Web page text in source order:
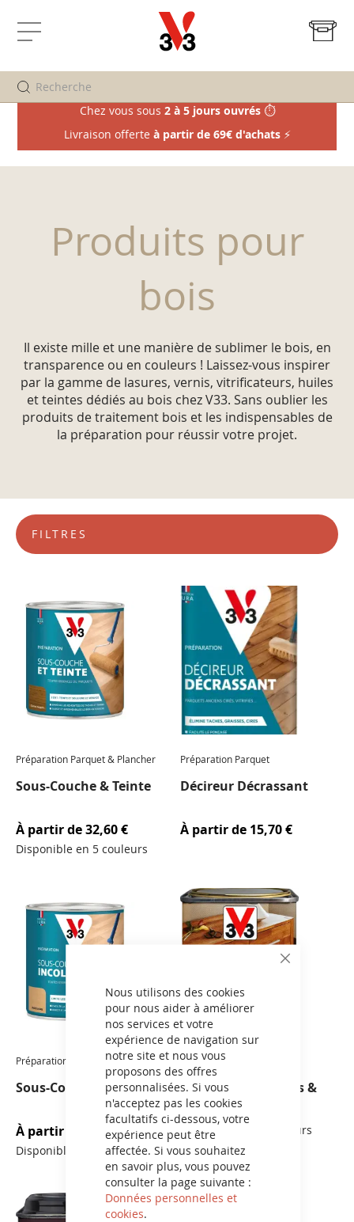
CLOSE
Nous utilisons des cookies
pour nous aider à améliorer
nos services et votre
expérience de navigation sur
notre site et nous vous
proposons des offres
personnalisées. Si vous
n'acceptez pas les cookies
facultatifs ci-dessous, votre
expérience peut être
affectée. Si vous souhaitez
en savoir plus, vous pouvez
consulter la page suivante :
Données personnelles et
cookies.
Affichage
navigation
Chez vous sous 2 à 5 jours ouvrés ⏱️
Livraison offerte à partir de 69€ d'achats ⚡
Produits pour
bois
Il existe mille et une manière de sublimer le bois, en
transparence ou en couleurs ! Laissez-vous inspirer
par la gamme de lasures, vernis, vitrificateurs, huiles
et teintes dédiés au bois chez V33. Sans oublier les
produits de traitement bois et les indispensables de
la préparation pour réussir votre projet.
Préparation Parquet & Plancher
Sous-Couche & Teinte
À partir de32,60 €
Disponible en 5 couleurs
Préparation Parquet
Décireur Décrassant
À partir de 15,70 €
Préparation Parquet & Plancher
Sous-Couche
À partir de 32,60 €
Disponible en 1 couleur
Vernis Bois Intérieur
Vernis Ciré meubles &
boiseries
Disponible en 7 couleurs
FILTRES